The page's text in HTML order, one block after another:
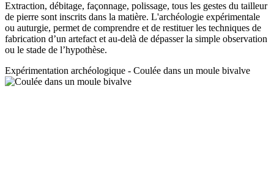
Extraction, débitage, façonnage, polissage, tous les gestes du tailleur
de pierre sont inscrits dans la matière. L'archéologie expérimentale
ou auturgie, permet de comprendre et de restituer les techniques de
fabrication d’un artefact et au-delà de dépasser la simple observation
ou le stade de l’hypothèse.
Expérimentation archéologique - Coulée dans un moule bivalve